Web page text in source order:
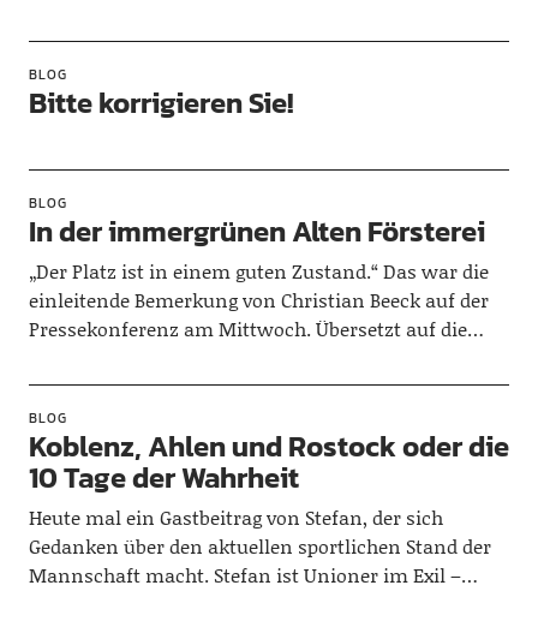
BLOG
Bitte korrigieren Sie!
BLOG
In der immergrünen Alten Försterei
„Der Platz ist in einem guten Zustand.“ Das war die
einleitende Bemerkung von Christian Beeck auf der
Pressekonferenz am Mittwoch. Übersetzt auf die…
BLOG
Koblenz, Ahlen und Rostock oder die
10 Tage der Wahrheit
Heute mal ein Gastbeitrag von Stefan, der sich
Gedanken über den aktuellen sportlichen Stand der
Mannschaft macht. Stefan ist Unioner im Exil –…